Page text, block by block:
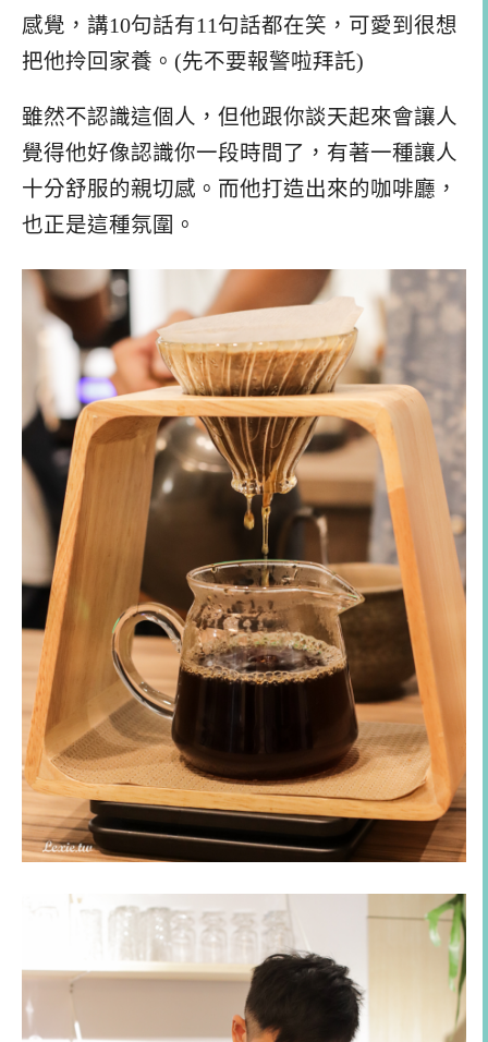
感覺，講10句話有11句話都在笑，可愛到很想
把他拎回家養。(先不要報警啦拜託)
雖然不認識這個人，但他跟你談天起來會讓人
覺得他好像認識你一段時間了，有著一種讓人
十分舒服的親切感。而他打造出來的咖啡廳，
也正是這種氛圍。